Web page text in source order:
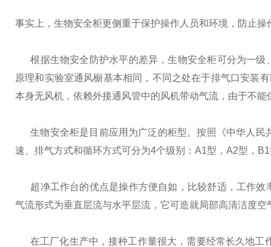
事实上，生物安全柜更侧重于保护操作人员和环境，防止
根据生物安全防护水平的差异，生物安全柜可分为一级
原理和实验室通风橱基本相同，不同之处在于排气口安装
本身无风机，依赖外接通风管中的风机带动气流，由于不
生物安全柜是目前应用为广泛的柜型。按照《中华人民
速、排气方式和循环方式可分为4个级别：A1型，A2型，
超净工作台的优点是操作方便自如，比较舒适，工作效
气流形式为垂直层流与水平层流，它可造就局部高清洁度
在工厂化生产中，接种工作量很大，需要经常长久地工